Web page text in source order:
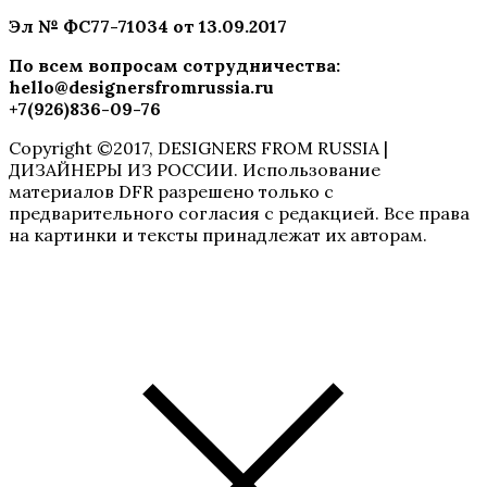
Эл № ФC77-71034 от 13.09.2017
По всем вопросам сотрудничества:
hello@designersfromrussia.ru
+7(926)836-09-76
Copyright ©2017, DESIGNERS FROM RUSSIA |
ДИЗАЙНЕРЫ ИЗ РОССИИ. Использование
материалов DFR разрешено только с
предварительного согласия с редакцией. Все права
на картинки и тексты принадлежат их авторам.